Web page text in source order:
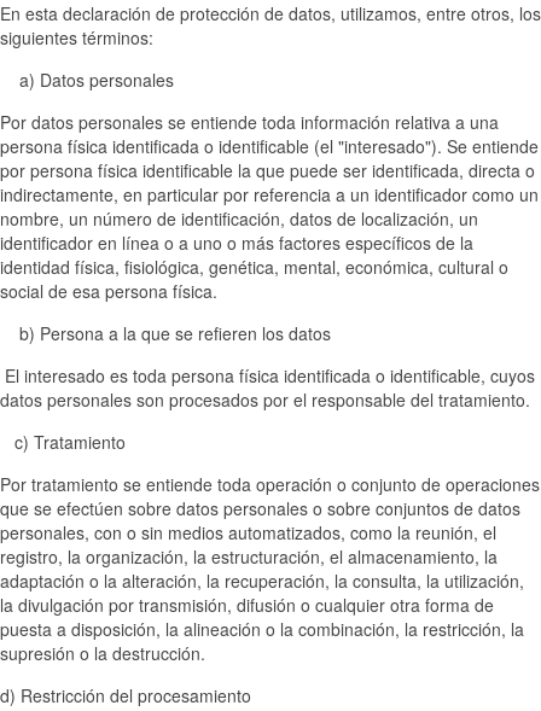
En esta declaración de protección de datos, utilizamos, entre otros, los
siguientes términos:
a) Datos personales
Por datos personales se entiende toda información relativa a una
persona física identificada o identificable (el "interesado"). Se entiende
por persona física identificable la que puede ser identificada, directa o
indirectamente, en particular por referencia a un identificador como un
nombre, un número de identificación, datos de localización, un
identificador en línea o a uno o más factores específicos de la
identidad física, fisiológica, genética, mental, económica, cultural o
social de esa persona física.
b) Persona a la que se refieren los datos
El interesado es toda persona física identificada o identificable, cuyos
datos personales son procesados por el responsable del tratamiento.
c) Tratamiento
Por tratamiento se entiende toda operación o conjunto de operaciones
que se efectúen sobre datos personales o sobre conjuntos de datos
personales, con o sin medios automatizados, como la reunión, el
registro, la organización, la estructuración, el almacenamiento, la
adaptación o la alteración, la recuperación, la consulta, la utilización,
la divulgación por transmisión, difusión o cualquier otra forma de
puesta a disposición, la alineación o la combinación, la restricción, la
supresión o la destrucción.
d) Restricción del procesamiento